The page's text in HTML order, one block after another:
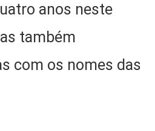
anos neste
também
com os nomes das